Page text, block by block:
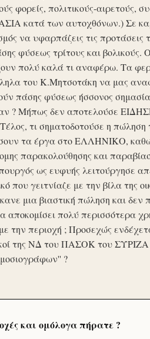
φορείς, πολιτικούς-αιρετούς,
κατά των αυτοχθόνων.) Σε
να υφαρπάζεις τις
φύσεως τρίτους και
πολύ καλά τι αναφέρω. Τα
του Κ.Μητσοτάκη να μας
πάσης φύσεως ήσσονος
? Μήπως δεν αποτελούσε
Τέλος, τι σηματοδοτούσε η
τα έργα στο ΕΛΛΗΝΙΚΟ,
παρακολούθησης και
ως ευφυής λειτούργησε
που γειτνίαζε με την βίλα της
μια βιαστική πώληση και δεν
αποκομίσει πολύ περισσότερα
την περιοχή ; Προσεχώς
της ΝΔ του ΠΑΣΟΚ του
?
και ομόλογα πήρατε ?